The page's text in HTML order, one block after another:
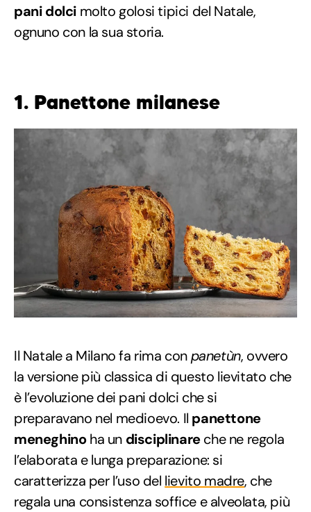
pani dolci molto golosi tipici del Natale,
ognuno con la sua storia.
1. Panettone milanese
Il Natale a Milano fa rima conpanetùn, ovvero
la versione più classica di questo lievitato che
è l’evoluzione dei pani dolci che si
preparavano nel medioevo. Il panettone
meneghinoha un disciplinareche ne regola
l’elaborata e lunga preparazione: si
caratterizza per l’uso del lievito madre, che
regala una consistenza soffice e alveolata, più